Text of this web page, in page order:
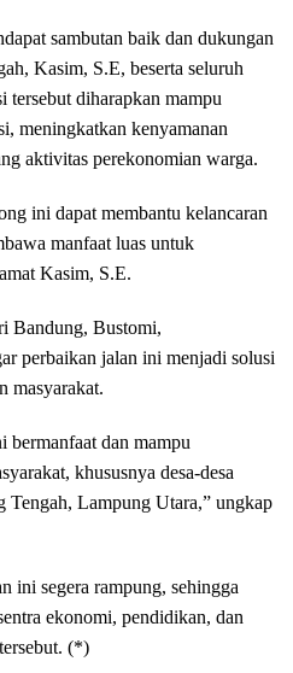
sambutan baik dan dukungan
Kasim, S.E, beserta seluruh
tersebut diharapkan mampu
meningkatkan kenyamanan
aktivitas perekonomian warga.
ini dapat membantu kelancaran
manfaat luas untuk
Kasim, S.E.
Bandung, Bustomi,
perbaikan jalan ini menjadi solusi
masyarakat.
bermanfaat dan mampu
khususnya desa-desa
Tengah, Lampung Utara,” ungkap
ini segera rampung, sehingga
ekonomi, pendidikan, dan
(*)